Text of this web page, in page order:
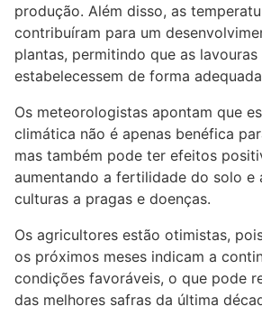
produção. Além disso, as
contribuíram para um
plantas, permitindo que as lavouras
estabelecessem de forma
Os meteorologistas apontam que
climática não é apenas benéfica
mas também pode ter efeitos
aumentando a fertilidade do solo e
culturas a pragas e doenças.
Os agricultores estão otimistas,
os próximos meses indicam a
condições favoráveis, o que pode
das melhores safras da última